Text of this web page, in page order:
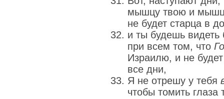
мышцу твою и
не будет старца в
и ты будешь
при всем том, что
Израилю, и не
все дни,
Я не отрешу у тебя
чтобы томить